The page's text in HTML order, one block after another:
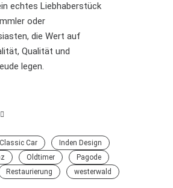
echtes Liebhaberstück
oder
die Wert auf
Qualität und
legen.
Classic Car
Inden Design
Oldtimer
Pagode
Restaurierung westerwald